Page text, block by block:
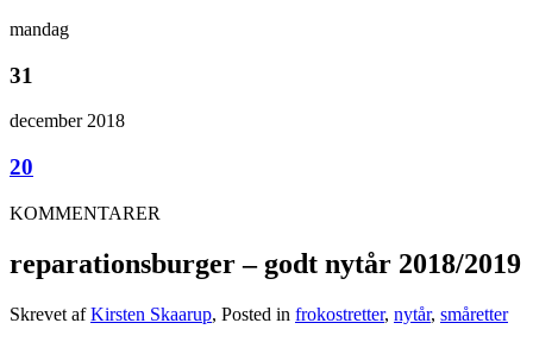
mandag
31
december 2018
20
KOMMENTARER
reparationsburger – godt nytår 2018/2019
Skrevet afKirsten Skaarup, Posted in frokostretter, nytår, småretter